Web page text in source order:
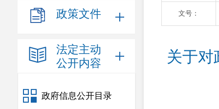
政策文件
法定主动
公开内容
政府信息公开目录
文号：
关于对